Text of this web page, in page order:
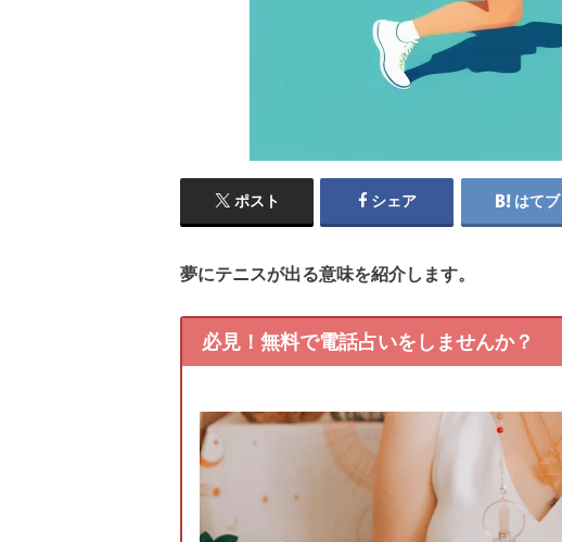
ポスト シェア はてブ
夢にテニスが出る意味を紹介します。
必見！無料で電話占いをしませんか？